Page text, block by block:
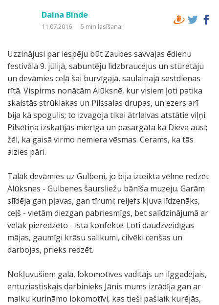
Daina Binde
11.07.2016 5 min lasīšanai
Uzzinājusi par iespēju būt Zaubes savvaļas ēdienu
festivālā 9. jūlijā, sabuntēju līdzbraucējus un stūrētāju
un devāmies ceļā šai burvīgajā, saulainajā sestdienas
rītā. Vispirms nonācām Alūksnē, kur visiem ļoti patika
skaistās strūklakas un Pilssalas drupas, un ezers arī
bija kā spogulis; to izvagoja tikai ātrlaivas atstātie viļņi.
Pilsētiņa izskatījās mierīga un pasargāta kā Dieva ausī;
žēl, ka gaisā virmo nemiera vēsmas. Cerams, ka tās
aizies pāri.
Tālāk devāmies uz Gulbeni, jo bija izteikta vēlme redzēt
Alūksnes - Gulbenes šaursliežu bānīša muzeju. Garām
slīdēja gan pļavas, gan tīrumi; reljefs kļuva līdzenāks,
ceļš - vietām diezgan pabriesmīgs, bet salīdzinājumā ar
vēlāk pieredzēto - īsta konfekte. Ļoti daudzveidīgas
mājas, gaumīgi krāsu salikumi, cilvēki cenšas un
darbojas, prieks redzēt.
Nokļuvušiem galā, lokomotīves vadītājs un ilggadējais,
entuziastiskais darbinieks Jānis mums izrādīja gan ar
malku kurināmo lokomotīvi, kas tieši pašlaik kurējās,